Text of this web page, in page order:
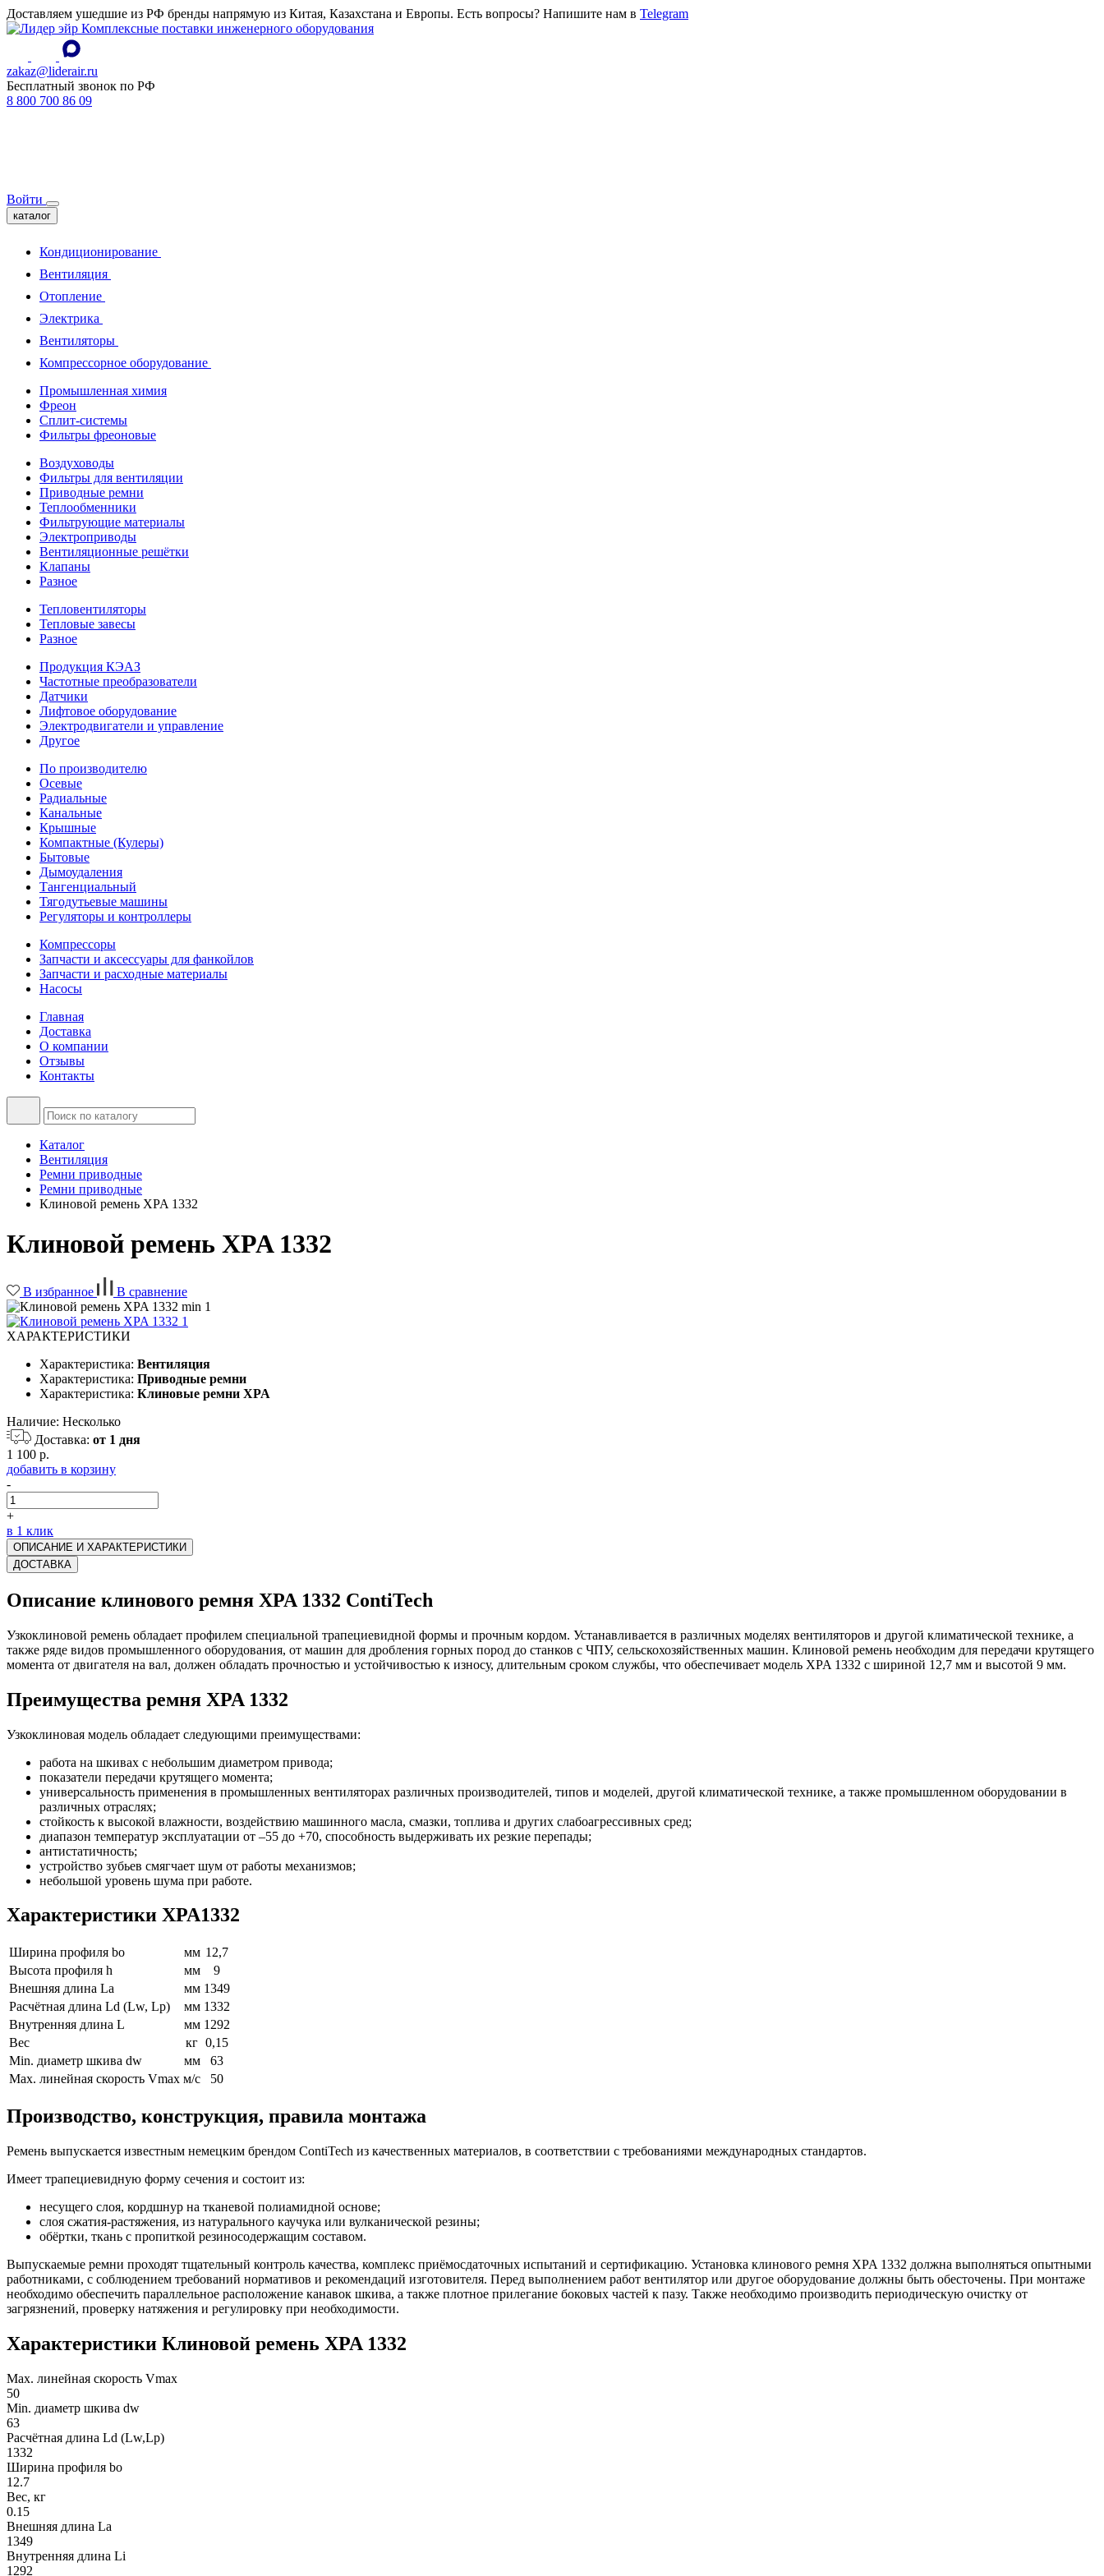
Доставляем ушедшие из РФ бренды напрямую из Китая, Казахстана и Европы. Есть вопросы? Напишите нам в Telegram
Комплексные поставки инженерного оборудования
zakaz@liderair.ru
Бесплатный звонок по РФ
8 800 700 86 09
Войти
каталог
Кондиционирование
Вентиляция
Отопление
Электрика
Вентиляторы
Компрессорное оборудование
Промышленная химия
Фреон
Сплит-системы
Фильтры фреоновые
Воздуховоды
Фильтры для вентиляции
Приводные ремни
Теплообменники
Фильтрующие материалы
Электроприводы
Вентиляционные решётки
Клапаны
Разное
Тепловентиляторы
Тепловые завесы
Разное
Продукция КЭАЗ
Частотные преобразователи
Датчики
Лифтовое оборудование
Электродвигатели и управление
Другое
По производителю
Осевые
Радиальные
Канальные
Крышные
Компактные (Кулеры)
Бытовые
Дымоудаления
Тангенциальный
Тягодутьевые машины
Регуляторы и контроллеры
Компрессоры
Запчасти и аксессуары для фанкойлов
Запчасти и расходные материалы
Насосы
Главная
Доставка
О компании
Отзывы
Контакты
Каталог
Вентиляция
Ремни приводные
Ремни приводные
Клиновой ремень XPA 1332
Клиновой ремень XPA 1332
В избранное В сравнение
ХАРАКТЕРИСТИКИ
Характеристика: Вентиляция
Характеристика: Приводные ремни
Характеристика: Клиновые ремни XPA
Наличие: Несколько
Доставка: от 1 дня
1 100 р.
добавить в корзину
-
+
в 1 клик
ОПИСАНИЕ И ХАРАКТЕРИСТИКИ
ДОСТАВКА
Описание клинового ремня XPA 1332 ContiTech
Узкоклиновой ремень обладает профилем специальной трапециевидной формы и прочным кордом. Устанавливается в различных моделях вентиляторов и другой климатической технике, а
также ряде видов промышленного оборудования, от машин для дробления горных пород до станков с ЧПУ, сельскохозяйственных машин. Клиновой ремень необходим для передачи крутящего
момента от двигателя на вал, должен обладать прочностью и устойчивостью к износу, длительным сроком службы, что обеспечивает модель XPA 1332 с шириной 12,7 мм и высотой 9 мм.
Преимущества ремня XPA 1332
Узкоклиновая модель обладает следующими преимуществами:
работа на шкивах с небольшим диаметром привода;
показатели передачи крутящего момента;
универсальность применения в промышленных вентиляторах различных производителей, типов и моделей, другой климатической технике, а также промышленном оборудовании в
различных отраслях;
стойкость к высокой влажности, воздействию машинного масла, смазки, топлива и других слабоагрессивных сред;
диапазон температур эксплуатации от –55 до +70, способность выдерживать их резкие перепады;
антистатичность;
устройство зубьев смягчает шум от работы механизмов;
небольшой уровень шума при работе.
Характеристики XPA1332
Ширина профиля bo мм 12,7
Высота профиля h
мм
9
Внешняя длина La
мм 1349
Расчётная длина Ld (Lw, Lp)
мм 1332
Внутренняя длина L
мм 1292
Вес
кг 0,15
Min. диаметр шкива dw
мм
63
Max. линейная скорость Vmax м/с 50
Производство, конструкция, правила монтажа
Ремень выпускается известным немецким брендом ContiTech из качественных материалов, в соответствии с требованиями международных стандартов.
Имеет трапециевидную форму сечения и состоит из:
несущего слоя, кордшнур на тканевой полиамидной основе;
слоя сжатия-растяжения, из натурального каучука или вулканической резины;
обёртки, ткань с пропиткой резиносодержащим составом.
Выпускаемые ремни проходят тщательный контроль качества, комплекс приёмосдаточных испытаний и сертификацию. Установка клинового ремня XPA 1332 должна выполняться опытными
работниками, с соблюдением требований нормативов и рекомендаций изготовителя. Перед выполнением работ вентилятор или другое оборудование должны быть обесточены. При монтаже
необходимо обеспечить параллельное расположение канавок шкива, а также плотное прилегание боковых частей к пазу. Также необходимо производить периодическую очистку от
загрязнений, проверку натяжения и регулировку при необходимости.
Характеристики Клиновой ремень XPA 1332
Max. линейная скорость Vmax
50
Min. диаметр шкива dw
63
Расчётная длина Ld (Lw,Lp)
1332
Ширина профиля bo
12.7
Вес, кг
0.15
Внешняя длина La
1349
Внутренняя длина Li
1292